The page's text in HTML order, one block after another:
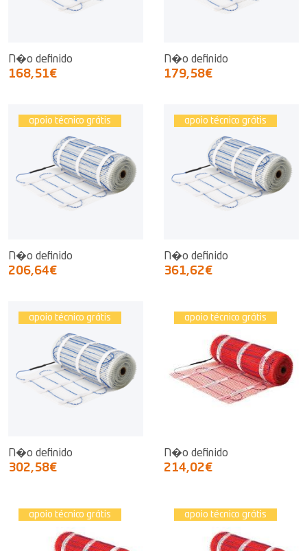
N�o definido
168,51€
N�o definido
179,58€
apoio técnico grátis
N�o definido
206,64€
apoio técnico grátis
N�o definido
361,62€
apoio técnico grátis
N�o definido
302,58€
apoio técnico grátis
N�o definido
214,02€
apoio técnico grátis apoio técnico grátis